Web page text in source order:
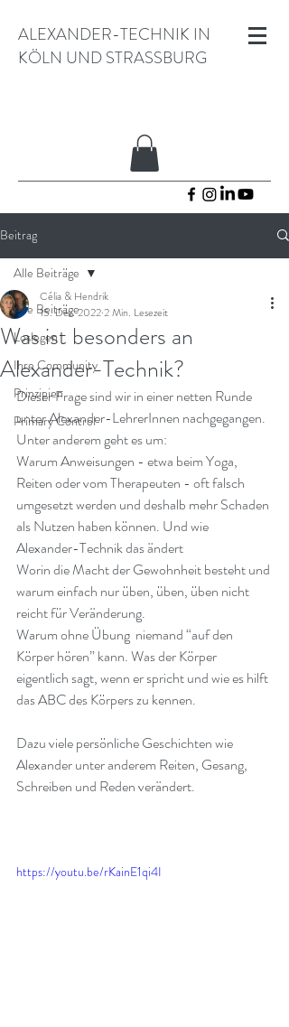
ALEXANDER-TECHNIK IN
KÖLN UND STRASSBURG
Beitrag
Alle Beiträge
Loslegen
Ihre Community
Prinzipien
Primary Control
Alle Beiträge
Was ist besonders an
Alexander-Technik?
Célia & Hendrik
15. Dez. 20222 Min. Lesezeit
Dieser Frage sind wir in einer netten Runde
unter Alexander-LehrerInnen nachgegangen.
Unter anderem geht es um:
Warum Anweisungen - etwa beim Yoga,
Reiten oder vom Therapeuten - oft falsch
umgesetzt werden und deshalb mehr Schaden
als Nutzen haben können. Und wie
Alexander-Technik das ändert
Worin die Macht der Gewohnheit besteht und
warum einfach nur üben, üben, üben nicht
reicht für Veränderung.
Warum ohne Übung  niemand “auf den
Körper hören” kann. Was der Körper
eigentlich sagt, wenn er spricht und wie es hilft
das ABC des Körpers zu kennen.
Dazu viele persönliche Geschichten wie
Alexander unter anderem Reiten, Gesang,
Schreiben und Reden verändert.
https://youtu.be/rKainE1qi4I